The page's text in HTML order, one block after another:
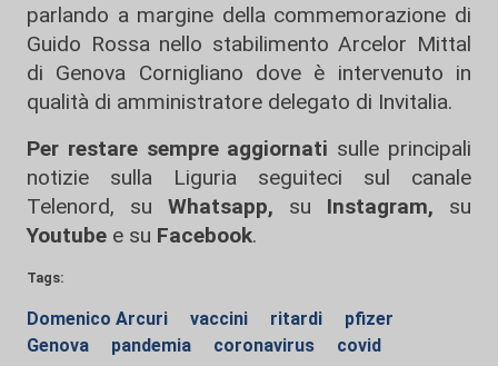
parlando a margine della commemorazione di
Guido Rossa nello stabilimento Arcelor Mittal
di Genova Cornigliano dove è intervenuto in
qualità di amministratore delegato di Invitalia.
Per restare sempre aggiornati sulle principali
notizie sulla Liguria seguiteci sul canale
Telenord, su
Whatsapp, su Instagram, su
Youtube e su Facebook.
Tags:
Domenico Arcuri vaccini ritardi
pfizer
Genova
pandemia coronavirus covid